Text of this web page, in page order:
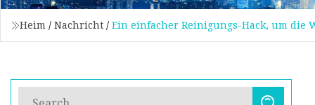
Heim / Nachricht / Ein einfacher Reinigungs-Hack, um die